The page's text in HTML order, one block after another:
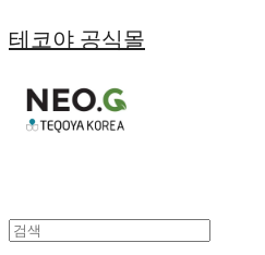
테코야 공식몰